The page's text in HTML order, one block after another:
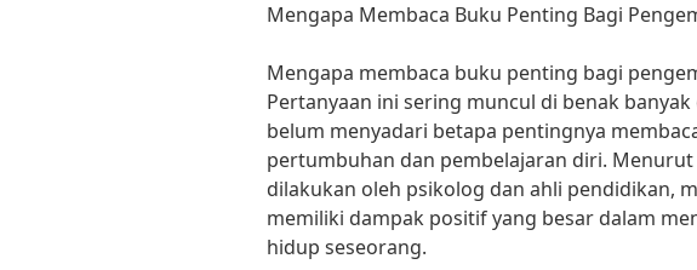
Mengapa Membaca Buku Penting Bagi
Mengapa membaca buku penting bagi
Pertanyaan ini sering muncul di benak
belum menyadari betapa pentingnya
pertumbuhan dan pembelajaran diri.
dilakukan oleh psikolog dan ahli pendidikan,
memiliki dampak positif yang besar dalam
hidup seseorang.